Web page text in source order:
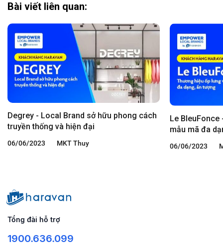
Bài viết liên quan:
Degrey - Local Brand sở hữu phong cách
truyền thống và hiện đại
06/06/2023 MKT Thuy
Le BleuFonce
mẫu mã đa
06/06/2023
Tổng đài hỗ trợ
1900.636.099